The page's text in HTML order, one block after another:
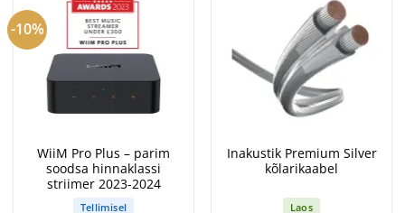
-10%
WiiM Pro Plus – parim
soodsa hinnaklassi
striimer 2023-2024
Tellimisel
Inakustik Premium Silver
kõlarikaabel
Laos